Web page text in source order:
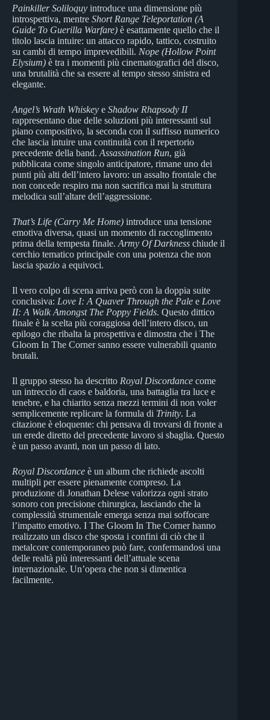
Painkiller Soliloquy introduce una dimensione più
introspettiva, mentre Short Range Teleportation (A
Guide To Guerilla Warfare) è esattamente quello che il
titolo lascia intuire: un attacco rapido, tattico, costruito
su cambi di tempo imprevedibili. Nope (Hollow Point
Elysium) è tra i momenti più cinematografici del disco,
una brutalità che sa essere al tempo stesso sinistra ed
elegante.
Angel’s Wrath Whiskey e Shadow Rhapsody II
rappresentano due delle soluzioni più interessanti sul
piano compositivo, la seconda con il suffisso numerico
che lascia intuire una continuità con il repertorio
precedente della band. Assassination Run, già
pubblicata come singolo anticipatore, rimane uno dei
punti più alti dell’intero lavoro: un assalto frontale che
non concede respiro ma non sacrifica mai la struttura
melodica sull’altare dell’aggressione.
That’s Life (Carry Me Home) introduce una tensione
emotiva diversa, quasi un momento di raccoglimento
prima della tempesta finale. Army Of Darkness chiude il
cerchio tematico principale con una potenza che non
lascia spazio a equivoci.
Il vero colpo di scena arriva però con la doppia suite
conclusiva: Love I: A Quaver Through the Pale e Love
II: A Walk Amongst The Poppy Fields. Questo dittico
finale è la scelta più coraggiosa dell’intero disco, un
epilogo che ribalta la prospettiva e dimostra che i The
Gloom In The Corner sanno essere vulnerabili quanto
brutali.
Il gruppo stesso ha descritto Royal Discordance come
un intreccio di caos e baldoria, una battaglia tra luce e
tenebre, e ha chiarito senza mezzi termini di non voler
semplicemente replicare la formula di Trinity. La
citazione è eloquente: chi pensava di trovarsi di fronte a
un erede diretto del precedente lavoro si sbaglia. Questo
è un passo avanti, non un passo di lato.
Royal Discordance è un album che richiede ascolti
multipli per essere pienamente compreso. La
produzione di Jonathan Delese valorizza ogni strato
sonoro con precisione chirurgica, lasciando che la
complessità strumentale emerga senza mai soffocare
l’impatto emotivo. I The Gloom In The Corner hanno
realizzato un disco che sposta i confini di ciò che il
metalcore contemporaneo può fare, confermandosi una
delle realtà più interessanti dell’attuale scena
internazionale. Un’opera che non si dimentica
facilmente.